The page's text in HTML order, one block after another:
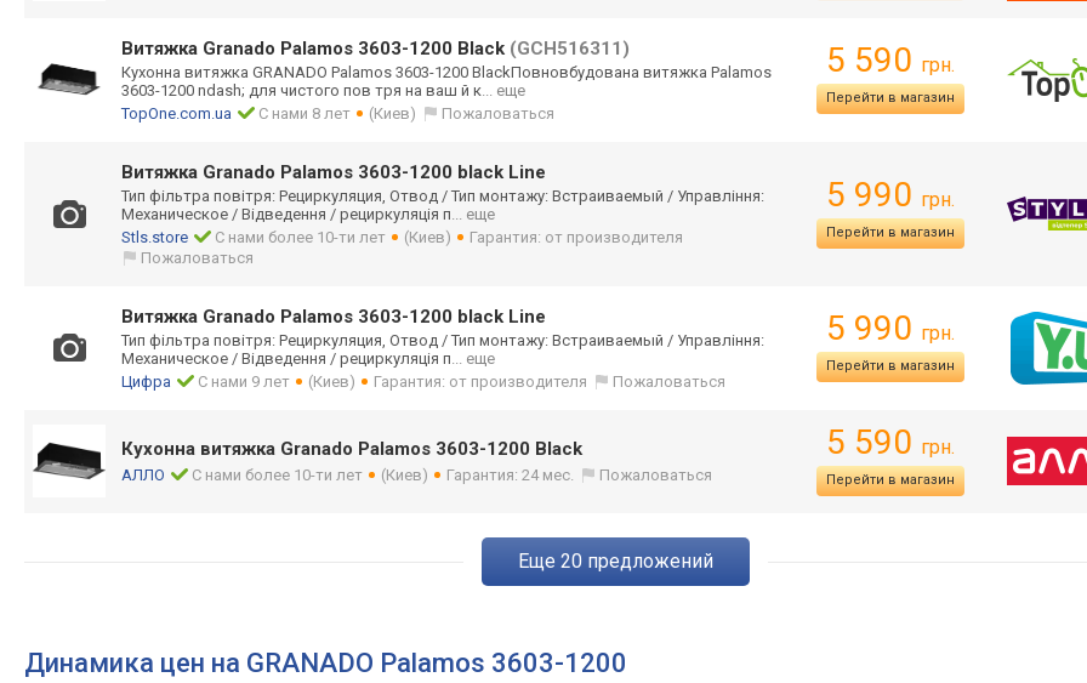
Витяжка Granado Palamos 3603-1200 Black (GCH516311)
Кухонна витяжка GRANADO Palamos 3603-1200 BlackПовновбудована витяжка Palamos
3603-1200 ndash; для чистого пов тря на ваш й к... еще
TopOne.com.ua
С нами 8 лет (Киев) Пожаловаться
5 590 грн.
Перейти в магазин
Витяжка Granado Palamos 3603-1200 black Line
Тип фільтра повітря: Рециркуляция, Отвод / Тип монтажу: Встраиваемый / Управління:
Механическое / Відведення / рециркуляція п... еще
Stls.store
С нами более 10-ти лет (Киев)
Гарантия: от производителя
Пожаловаться
5 990 грн.
Перейти в магазин
Витяжка Granado Palamos 3603-1200 black Line
Тип фільтра повітря: Рециркуляция, Отвод / Тип монтажу: Встраиваемый / Управління:
Механическое / Відведення / рециркуляція п... еще
Цифра
С нами 9 лет (Киев) Гарантия: от производителя Пожаловаться
5 990 грн.
Перейти в магазин
Кухонна витяжка Granado Palamos 3603-1200 Black
АЛЛО С нами более 10-ти лет (Киев) Гарантия: 24 мес. Пожаловаться
5 590 грн.
Перейти в магазин
eще 20предложений
Динамика цен на GRANADO Palamos 3603-1200